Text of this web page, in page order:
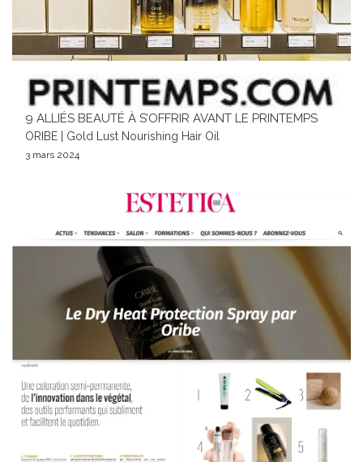
9 ALLIÉS BEAUTÉ À S’OFFRIR AVANT LE PRINTEMPS
ORIBE | Gold Lust Nourishing Hair Oil
3 mars 2024